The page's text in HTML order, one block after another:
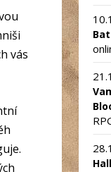
vás